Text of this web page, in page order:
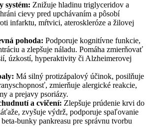
systém: Znižuje hladinu triglyceridov a
cievy pred upchávaním a pôsobí
infarktu, mŕtvici, ateroskleróze a žilovej
pohoda: Podporuje kognitívne funkcie,
a zlepšuje náladu. Pomáha zmierňovať
úzkostí, hyperaktivity či Alzheimerovej
Má silný protizápalový účinok, posilňuje
zmierňuje alergické reakcie,
a prejavy psoriázy.
a cvičení: Zlepšuje prúdenie krvi do
zvyšuje výdrž, podporuje spaľovanie
bunky pankreasu pre správnu tvorbu